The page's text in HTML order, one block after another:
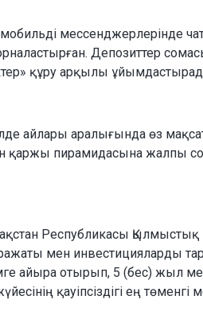
мессенджерлерінде
Депозиттер
құру арқылы
айлары аралығында өз
қаржы пирамидасына жалпы
Республикасы
мен инвестицияларды
айыра отырып, 5 (бес) жыл
қауіпсіздігі ең